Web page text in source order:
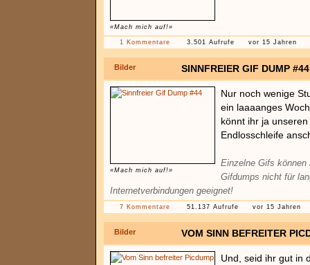
«Mach mich auf!»
1 Kommentare 3.501 Aufrufe vor 15 Jahren
Bilder SINNFREIER GIF DUMP #44
«Mach mich auf!»
Nur noch wenige
ein laaaanges
könnt ihr ja
Endlosschleife
Einzelne Gifs können
Gifdumps nicht für
Internetverbindungen geeignet!
7 Kommentare 51.137 Aufrufe vor 15 Jahren
Bilder VOM SINN BEFREITER
Und, seid ihr gut in